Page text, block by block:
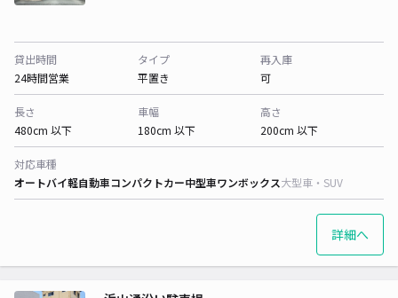
貸出時間
24時間営業
タイプ
平置き
再入庫
可
長さ
480cm 以下
車幅
180cm 以下
高さ
200cm 以下
対応車種
オートバイ軽自動車コンパクトカー中型車ワンボックス大型車・SUV
詳細へ